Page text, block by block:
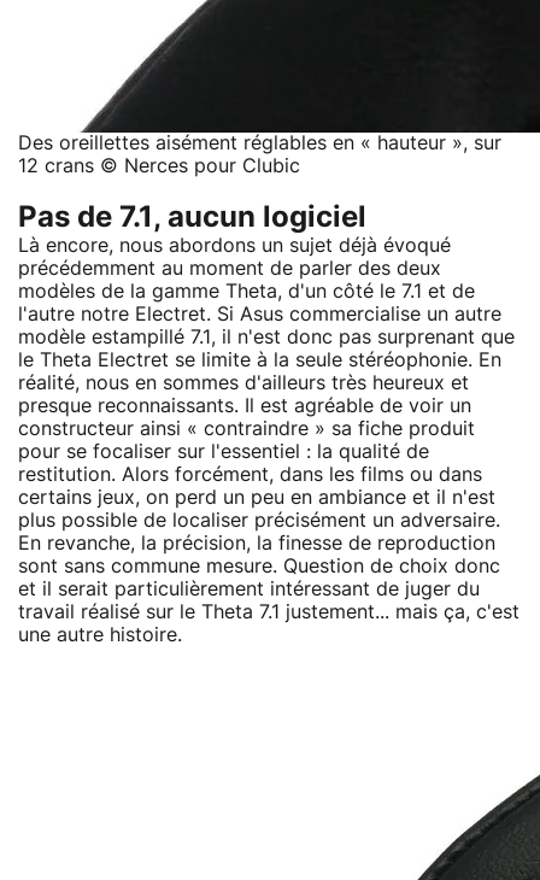
Des oreillettes aisément réglables en « hauteur », sur
12 crans © Nerces pour Clubic
Pas de 7.1, aucun logiciel
Là encore, nous abordons un sujet déjà évoqué
précédemment au moment de parler des deux
modèles de la gamme Theta, d'un côté le 7.1 et de
l'autre notre Electret. Si Asus commercialise un autre
modèle estampillé 7.1, il n'est donc pas surprenant que
le Theta Electret se limite à la seule stéréophonie. En
réalité, nous en sommes d'ailleurs très heureux et
presque reconnaissants. Il est agréable de voir un
constructeur ainsi « contraindre » sa fiche produit
pour se focaliser sur l'essentiel : la qualité de
restitution. Alors forcément, dans les films ou dans
certains jeux, on perd un peu en ambiance et il n'est
plus possible de localiser précisément un adversaire.
En revanche, la précision, la finesse de reproduction
sont sans commune mesure. Question de choix donc
et il serait particulièrement intéressant de juger du
travail réalisé sur le Theta 7.1 justement... mais ça, c'est
une autre histoire.